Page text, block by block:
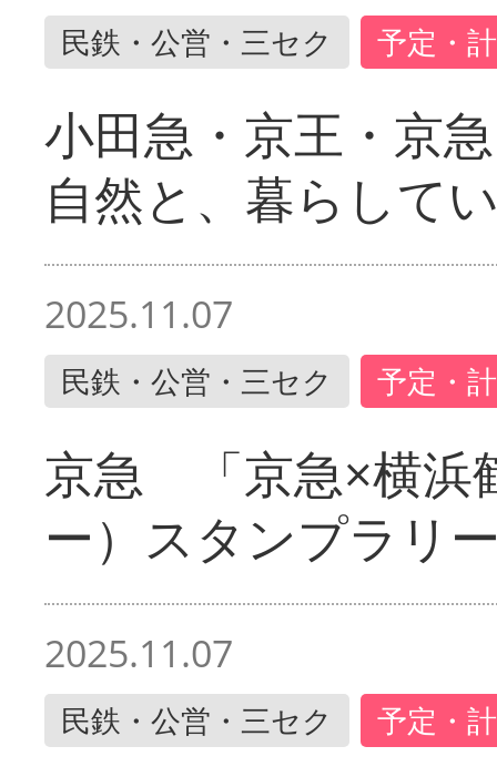
民鉄・公営・三セク 予定・
小田急・京王・京
自然と、暮らして
2025.11.07
民鉄・公営・三セク 予定・
京急 「京急×横浜
ー）スタンプラリ
2025.11.07
民鉄・公営・三セク 予定・